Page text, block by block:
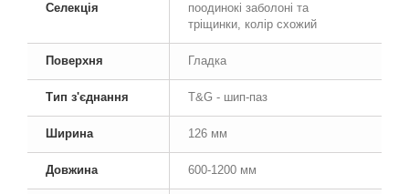
Селекція
поодинокі заболоні та
тріщинки, колір схожий
Поверхня Гладка
Тип з'єднання T&G - шип-паз
Ширина 126 мм
Довжина 600-1200 мм